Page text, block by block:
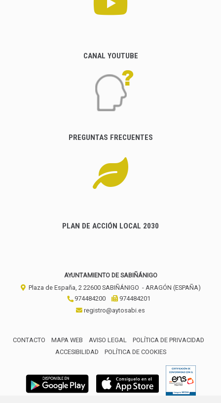
CANAL YOUTUBE
PREGUNTAS FRECUENTES
PLAN DE ACCIÓN LOCAL 2030
AYUNTAMIENTO DE SABIÑÁNIGO
Plaza de España, 2 22600 SABIÑÁNIGO - ARAGÓN (ESPAÑA)
974484200
974484201
registro@aytosabi.es
CONTACTO MAPA WEB AVISO LEGAL
POLÍTICA DE PRIVACIDAD
ACCESIBILIDAD
POLÍTICA DE COOKIES